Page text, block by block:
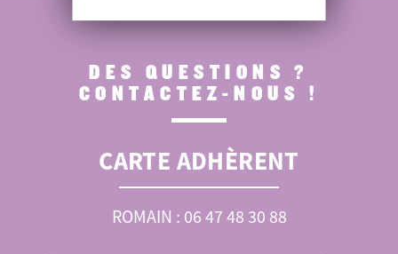
DES QUESTIONS ?
CONTACTEZ-NOUS !
CARTE ADHÈRENT
ROMAIN : 06 47 48 30 88